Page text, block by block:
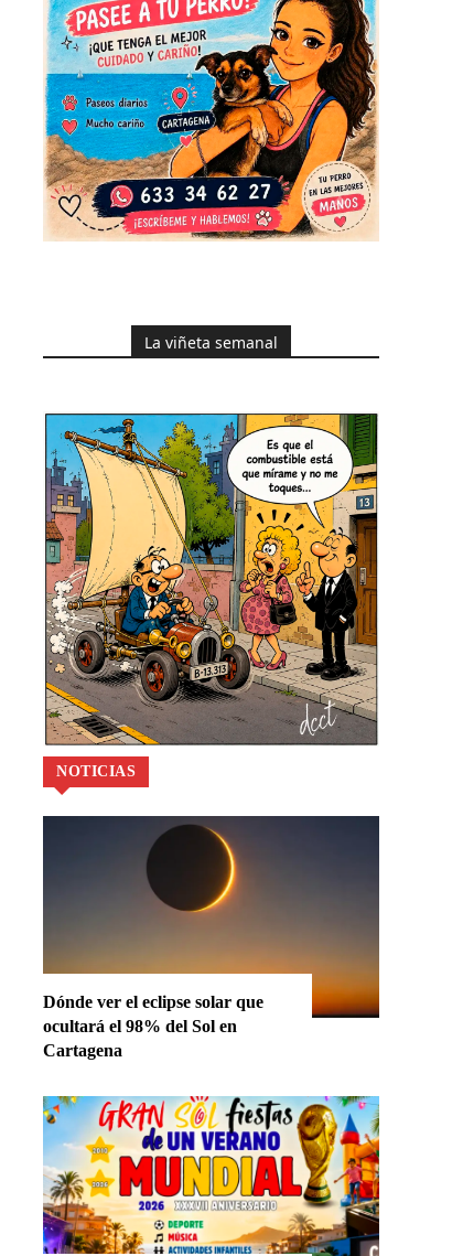
La viñeta semanal
NOTICIAS
Dónde ver el eclipse solar que
ocultará el 98% del Sol en
Cartagena